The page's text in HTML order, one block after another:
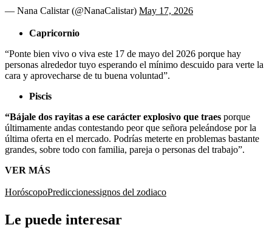
— Nana Calistar (@NanaCalistar) May 17, 2026
Capricornio
“Ponte bien vivo o viva este 17 de mayo del 2026 porque hay
personas alrededor tuyo esperando el mínimo descuido para verte la
cara y aprovecharse de tu buena voluntad”.
Piscis
“Bájale dos rayitas a ese carácter explosivo que traes porque
últimamente andas contestando peor que señora peleándose por la
última oferta en el mercado. Podrías meterte en problemas bastante
grandes, sobre todo con familia, pareja o personas del trabajo”.
VER MÁS
HoróscopoPrediccionessignos del zodiaco
Le puede interesar